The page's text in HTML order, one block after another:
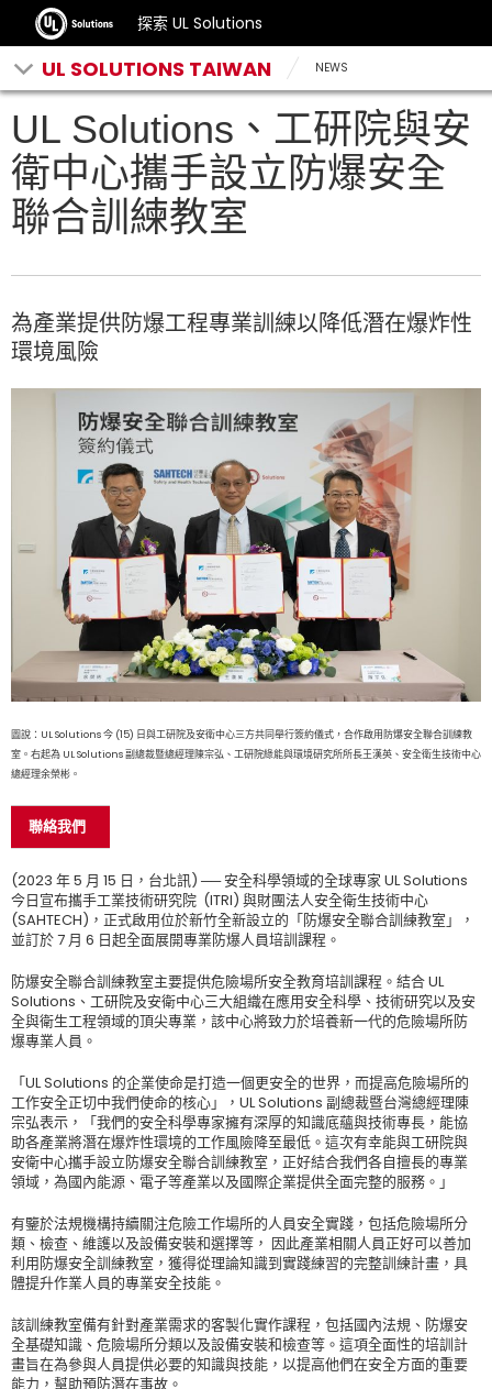
探索 UL Solutions
UL SOLUTIONS TAIWAN NEWS
UL Solutions、工研院與安
衛中心攜手設立防爆安全
聯合訓練教室
為產業提供防爆工程專業訓練以降低潛在爆炸性
環境風險
圖說：UL Solutions 今 (15) 日與工研院及安衛中心三方共同舉行簽約儀式，合作啟用防爆安全聯合訓練教
室。右起為 UL Solutions 副總裁暨總經理陳宗弘、工研院綠能與環境研究所所長王漢英、安全衛生技術中心
總經理余榮彬。
聯絡我們
(2023 年 5 月 15 日，台北訊) ── 安全科學領域的全球專家 UL Solutions
今日宣布攜手工業技術研究院 (ITRI) 與財團法人安全衛生技術中心
(SAHTECH)，正式啟用位於新竹全新設立的「防爆安全聯合訓練教室」，
並訂於 7 月 6 日起全面展開專業防爆人員培訓課程。
防爆安全聯合訓練教室主要提供危險場所安全教育培訓課程。結合 UL
Solutions、工研院及安衛中心三大組織在應用安全科學、技術研究以及安
全與衛生工程領域的頂尖專業，該中心將致力於培養新一代的危險場所防
爆專業人員。
「UL Solutions 的企業使命是打造一個更安全的世界，而提高危險場所的
工作安全正切中我們使命的核心」，UL Solutions 副總裁暨台灣總經理陳
宗弘表示，「我們的安全科學專家擁有深厚的知識底蘊與技術專長，能協
助各產業將潛在爆炸性環境的工作風險降至最低。這次有幸能與工研院與
安衛中心攜手設立防爆安全聯合訓練教室，正好結合我們各自擅長的專業
領域，為國內能源、電子等產業以及國際企業提供全面完整的服務。」
有鑒於法規機構持續關注危險工作場所的人員安全實踐，包括危險場所分
類、檢查、維護以及設備安裝和選擇等， 因此產業相關人員正好可以善加
利用防爆安全訓練教室，獲得從理論知識到實踐練習的完整訓練計畫，具
體提升作業人員的專業安全技能。
該訓練教室備有針對產業需求的客製化實作課程，包括國內法規、防爆安
全基礎知識、危險場所分類以及設備安裝和檢查等。這項全面性的培訓計
畫旨在為參與人員提供必要的知識與技能，以提高他們在安全方面的重要
能力，幫助預防潛在事故。